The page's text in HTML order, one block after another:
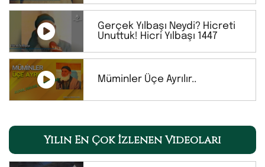
Gerçek Yılbaşı Neydi? Hicreti
Unuttuk! Hicri Yılbaşı 1447
Müminler Üçe Ayrılır..
Yılın En Çok İzlenen Videoları